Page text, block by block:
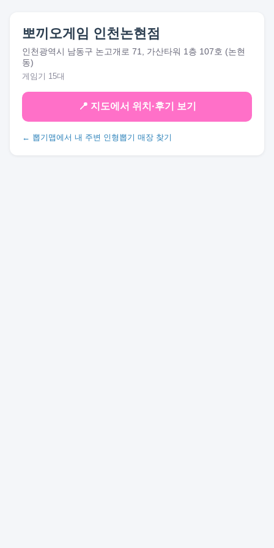
뽀끼오게임 인천논현점
인천광역시 남동구 논고개로 71, 가산타워 1층 107호 (논현
동)
게임기 15대
📍 지도에서 위치·후기 보기
← 뽑기맵에서 내 주변 인형뽑기 매장 찾기